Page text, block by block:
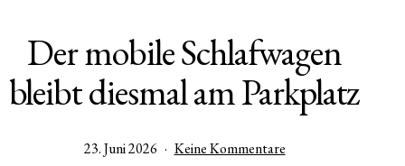
Der mobile Schlafwagen
bleibt diesmal am Parkplatz
Veröffentlicht
23. Juni 2026 Keine Kommentarezu